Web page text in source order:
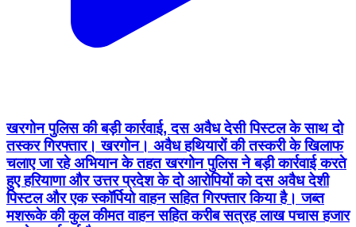
खरगोन पुलिस की बड़ी कार्रवाई, दस अवैध देसी पिस्टल के साथ दो
तस्कर गिरफ्तार। खरगोन। अवैध हथियारों की तस्करी के खिलाफ
चलाए जा रहे अभियान के तहत खरगोन पुलिस ने बड़ी कार्रवाई करते
हुए हरियाणा और उत्तर प्रदेश के दो आरोपियों को दस अवैध देशी
पिस्टल और एक स्कॉर्पियो वाहन सहित गिरफ्तार किया है। जब्त
मशरूके की कुल कीमत वाहन सहित करीब सत्रह लाख पचास हजार